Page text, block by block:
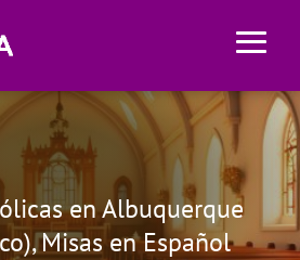
en Albuquerque
Misas en Español